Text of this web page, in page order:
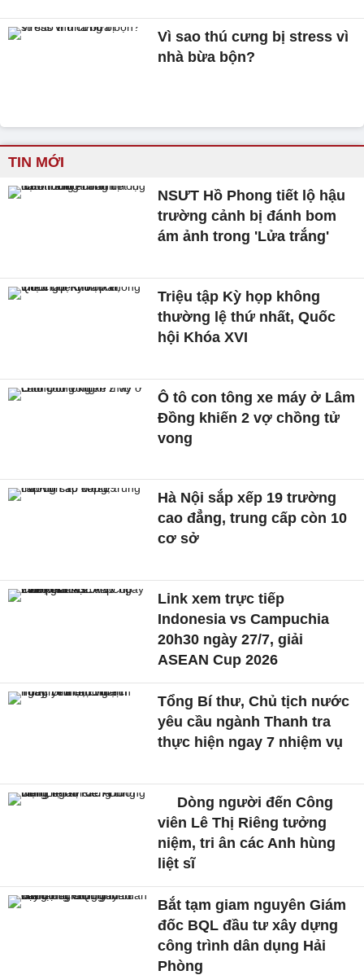
Vì sao thú cưng bị stress vì
nhà bừa bộn?
TIN MỚI
NSƯT Hồ Phong tiết lộ hậu
trường cảnh bị đánh bom
ám ảnh trong 'Lửa trắng'
Triệu tập Kỳ họp không
thường lệ thứ nhất, Quốc
hội Khóa XVI
Ô tô con tông xe máy ở Lâm
Đồng khiến 2 vợ chồng tử
vong
Hà Nội sắp xếp 19 trường
cao đẳng, trung cấp còn 10
cơ sở
Link xem trực tiếp
Indonesia vs Campuchia
20h30 ngày 27/7, giải
ASEAN Cup 2026
Tổng Bí thư, Chủ tịch nước
yêu cầu ngành Thanh tra
thực hiện ngay 7 nhiệm vụ
Dòng người đến Công
viên Lê Thị Riêng tưởng
niệm, tri ân các Anh hùng
liệt sĩ
Bắt tạm giam nguyên Giám
đốc BQL đầu tư xây dựng
công trình dân dụng Hải
Phòng